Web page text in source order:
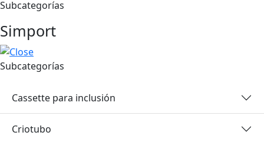
Subcategorías
Simport
Subcategorías
Cassette para inclusión
Criotubo